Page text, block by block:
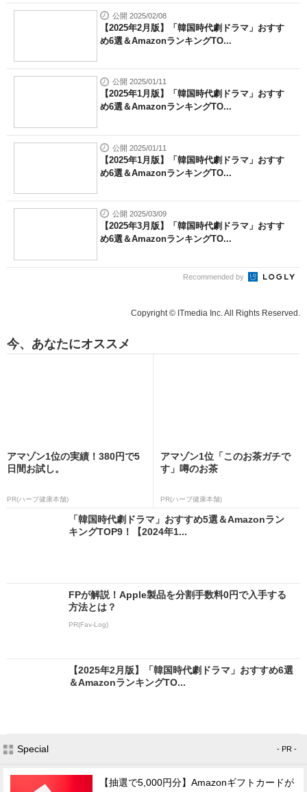
公開 2025/02/08
【2025年2月版】「韓国時代劇ドラマ」おすす
め6選＆AmazonランキングTO...
公開 2025/01/11
【2025年1月版】「韓国時代劇ドラマ」おすす
め6選＆AmazonランキングTO...
公開 2025/01/11
【2025年1月版】「韓国時代劇ドラマ」おすす
め6選＆AmazonランキングTO...
公開 2025/03/09
【2025年3月版】「韓国時代劇ドラマ」おすす
め6選＆AmazonランキングTO...
Recommended by
Copyright © ITmedia Inc. All Rights Reserved.
今、あなたにオススメ
アマゾン1位の実績！380円で5
日間お試し。
PR(ハーブ健康本舗)
アマゾン1位「このお茶ガチで
す」噂のお茶
PR(ハーブ健康本舗)
「韓国時代劇ドラマ」おすすめ5選＆Amazonラン
キングTOP9！【2024年1...
FPが解説！Apple製品を分割手数料0円で入手する
方法とは？
PR(Fav-Log)
【2025年2月版】「韓国時代劇ドラマ」おすすめ6選
＆AmazonランキングTO...
Special - PR -
【抽選で5,000円分】Amazonギフトカードが